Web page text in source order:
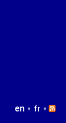
en • fr •